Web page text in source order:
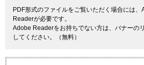
PDF形式のファイルをご覧いただく場合には
Readerが必要です。
Adobe Readerをお持ちでない方は、バナーの
してください。（無料）